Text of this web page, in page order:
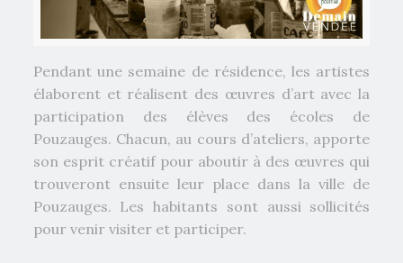
Pendant une semaine de résidence, les artistes
élaborent et réalisent des œuvres d’art avec la
participation des élèves des écoles de
Pouzauges. Chacun, au cours d’ateliers, apporte
son esprit créatif pour aboutir à des œuvres qui
trouveront ensuite leur place dans la ville de
Pouzauges. Les habitants sont aussi sollicités
pour venir visiter et participer.